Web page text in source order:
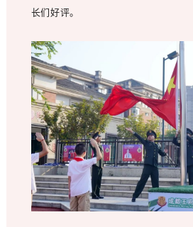
长们好评。